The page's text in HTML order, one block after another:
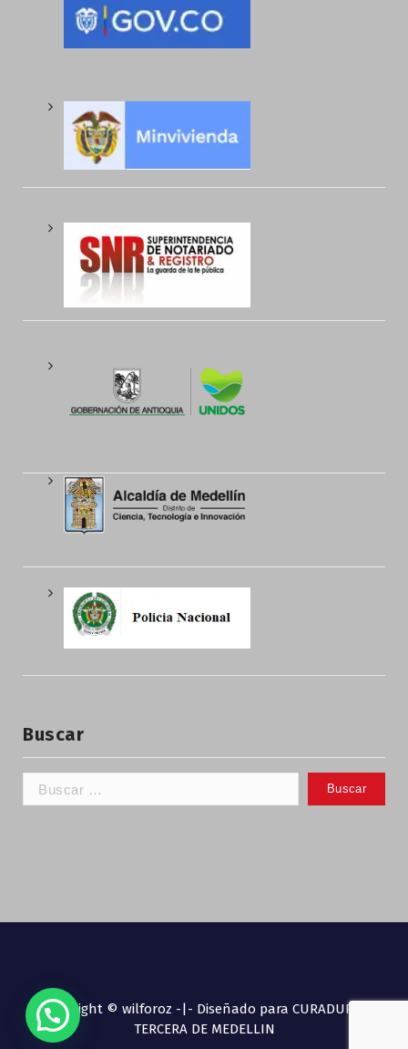
Buscar
Copyright © wilforoz -|- Diseñado para CURADURIA
TERCERA DE MEDELLIN